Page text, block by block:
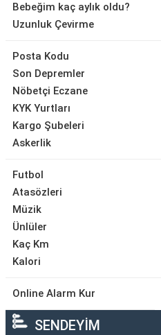
Bebeğim kaç aylık oldu?
Uzunluk Çevirme
Posta Kodu
Son Depremler
Nöbetçi Eczane
KYK Yurtları
Kargo Şubeleri
Askerlik
Futbol
Atasözleri
Müzik
Ünlüler
Kaç Km
Kalori
Online Alarm Kur
SENDEYİM